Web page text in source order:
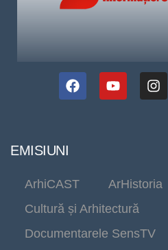
EMISIUNI
ArhiCAST
ArHistoria
Cultură și Arhitectură
Documentarele SensTV